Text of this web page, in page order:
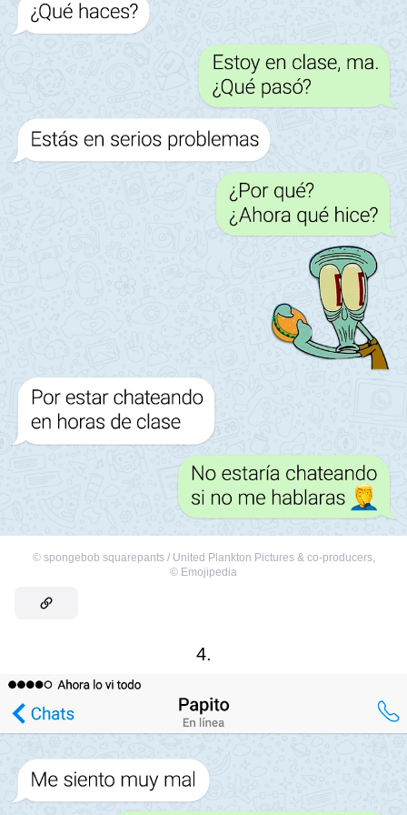
© spongebob squarepants / United Plankton Pictures & co-producers,
© Emojipedia
4.